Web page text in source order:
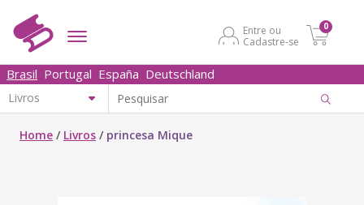
Entre ou
Cadastre-se
0
Brasil Portugal España Deutschland
Home / Livros / princesa Mique